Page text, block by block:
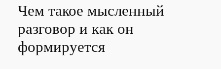
Чем такое мысленный
разговор и как он
формируется